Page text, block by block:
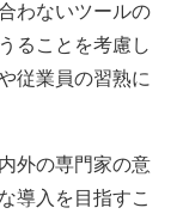
わないツールの
ることを考慮し
従業員の習熟に
外の専門家の意
導入を目指すこ